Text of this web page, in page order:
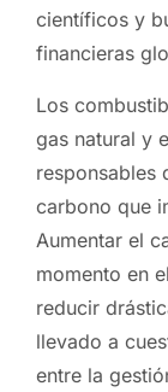
científicos y
financieras
Los
gas natural y
responsables
carbono que
Aumentar el
momento en
reducir
llevado a
entre la